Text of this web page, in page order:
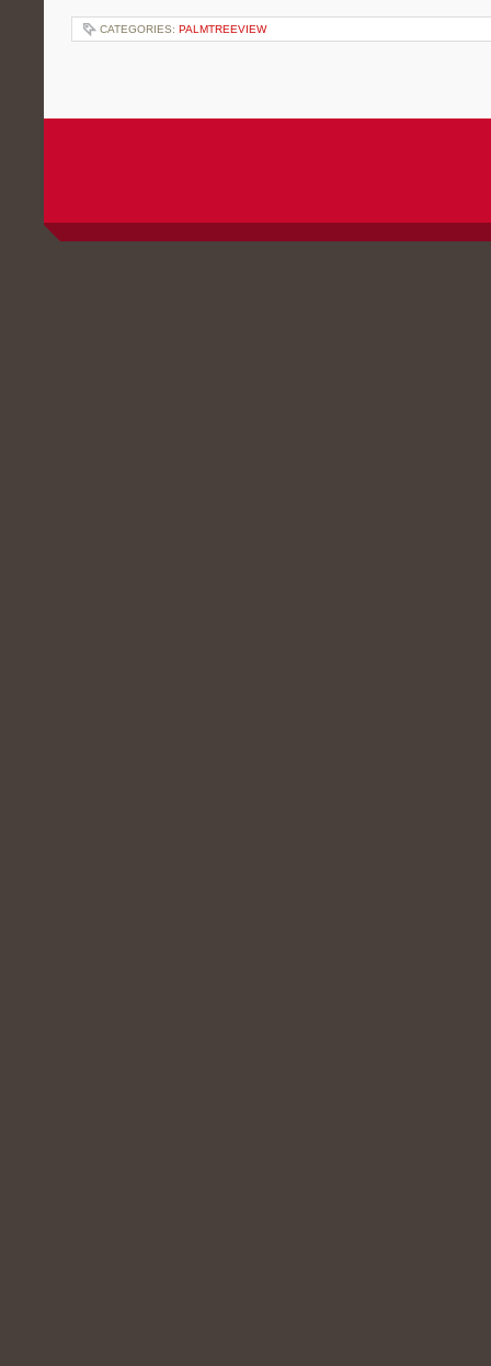
CATEGORIES: PALMTREEVIEW